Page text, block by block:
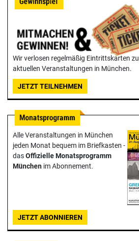
Wir verlosen regelmäßig Eintrittskarten zu
aktuellen Veranstaltungen in München.
JETZT TEILNEHMEN
Alle Veranstaltungen in München
jeden Monat bequem im Briefkasten -
dasOffizielle Monats­programm
München im Abonnement.
JETZT ABONNIEREN